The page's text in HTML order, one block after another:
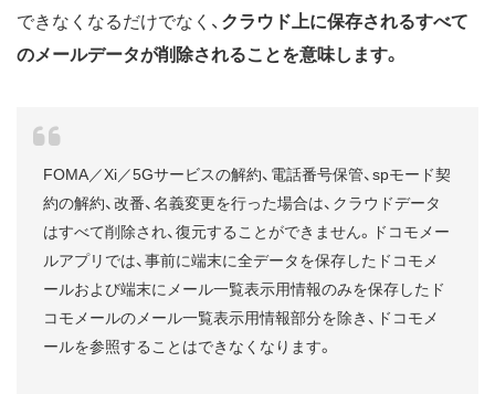
できなくなるだけでなく、 クラウド上に保存されるすべて
のメールデータが削除されることを意味します。
FOMA／Xi／5Gサービスの解約、電話番号保管、spモード契
約の解約、改番、名義変更を行った場合は、クラウドデータ
はすべて削除され、復元することができません。ドコモメー
ルアプリでは、事前に端末に全データを保存したドコモメ
ールおよび端末にメール一覧表示用情報のみを保存したド
コモメールのメール一覧表示用情報部分を除き、ドコモメ
ールを参照することはできなくなります。